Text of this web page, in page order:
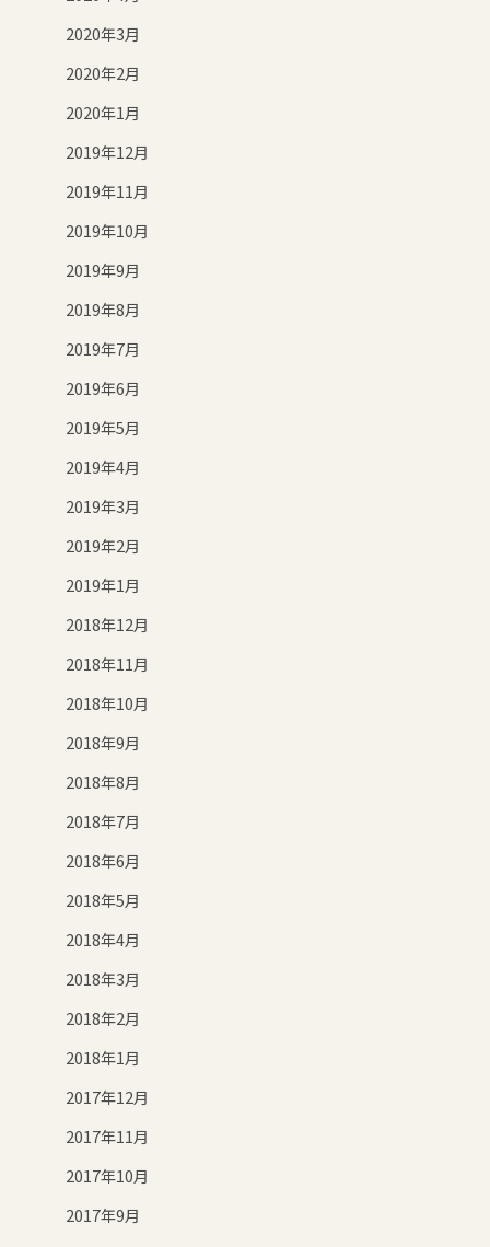
2020年3月
2020年2月
2020年1月
2019年12月
2019年11月
2019年10月
2019年9月
2019年8月
2019年7月
2019年6月
2019年5月
2019年4月
2019年3月
2019年2月
2019年1月
2018年12月
2018年11月
2018年10月
2018年9月
2018年8月
2018年7月
2018年6月
2018年5月
2018年4月
2018年3月
2018年2月
2018年1月
2017年12月
2017年11月
2017年10月
2017年9月